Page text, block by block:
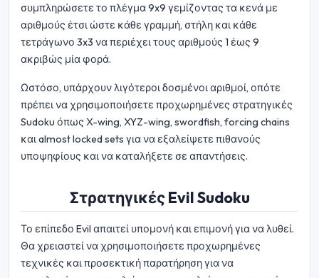
συμπληρώσετε το πλέγμα 9x9 γεμίζοντας τα κενά με
αριθμούς έτσι ώστε κάθε γραμμή, στήλη και κάθε
τετράγωνο 3x3 να περιέχει τους αριθμούς 1 έως 9
ακριβώς μία φορά.
Ωστόσο, υπάρχουν λιγότεροι δοσμένοι αριθμοί, οπότε
πρέπει να χρησιμοποιήσετε προχωρημένες στρατηγικές
Sudoku όπως X-wing, XYZ-wing, swordfish, forcing chains
και almost locked sets για να εξαλείψετε πιθανούς
υποψηφίους και να καταλήξετε σε απαντήσεις.
Στρατηγικές Evil Sudoku
Το επίπεδο Evil απαιτεί υπομονή και επιμονή για να λυθεί.
Θα χρειαστεί να χρησιμοποιήσετε προχωρημένες
τεχνικές και προσεκτική παρατήρηση για να